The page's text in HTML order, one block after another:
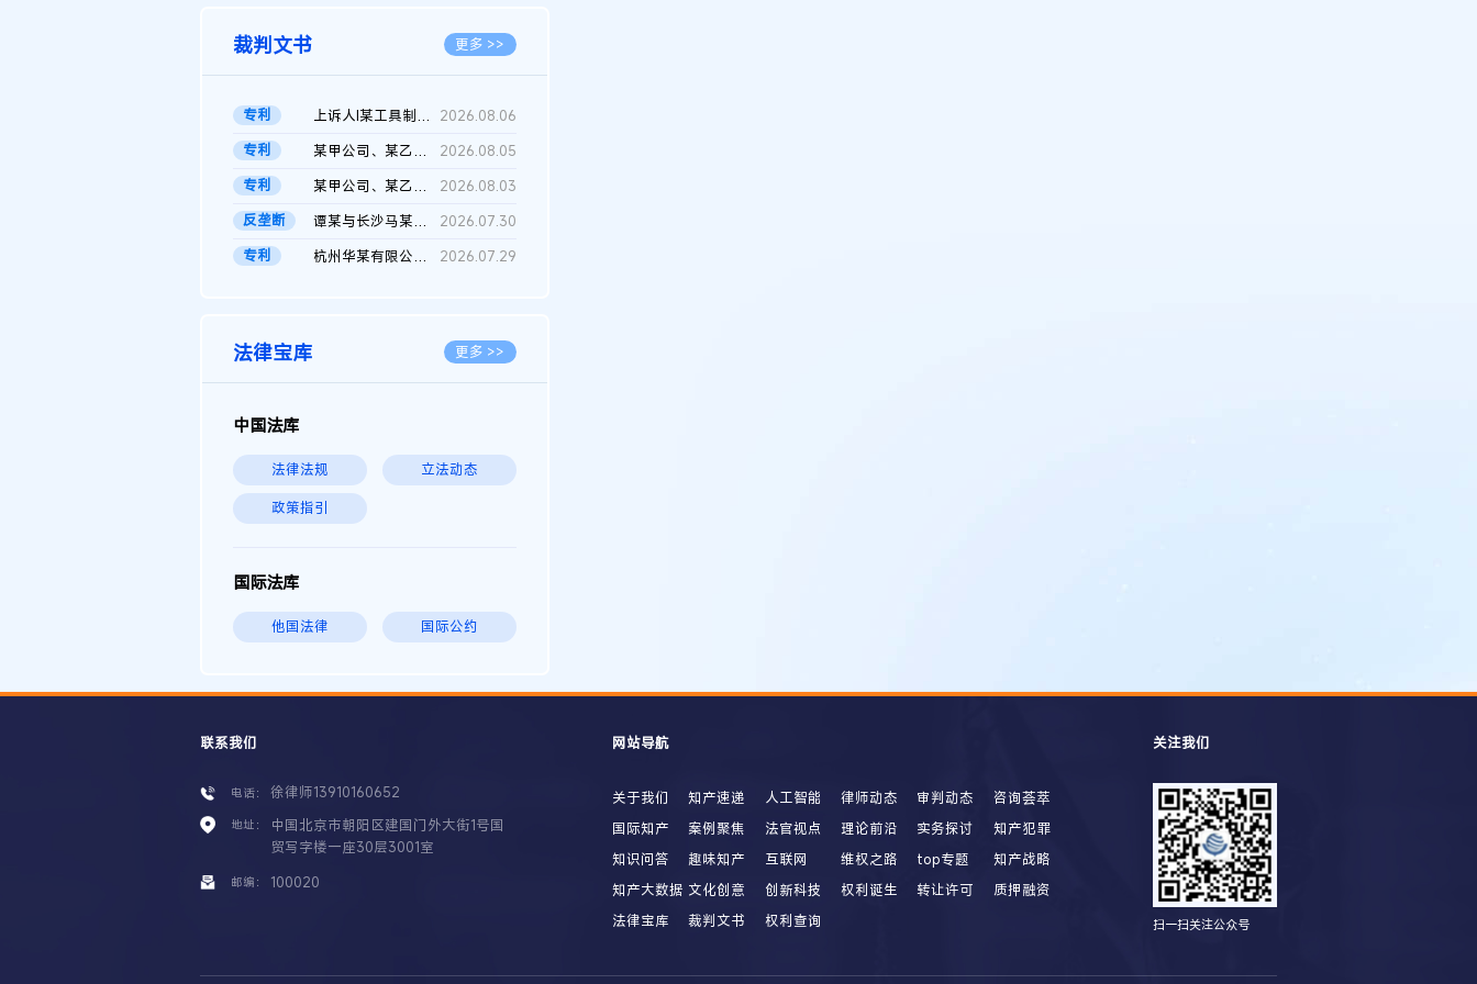
裁判文书 更多 >>
专利 上诉人I某工具制品有限公司与被上诉人程某及一审被告中华人民共和...
2026.08.06
专利
某甲公司、某乙公司、某丙公司申请诉前行为保全复议裁定书
2026.08.05
专利
某甲公司、某乙公司、官某与某丙公司专利申请权权属纠纷 二审判决...
2026.08.03
反垄断
谭某与长沙马某堆农产品股份有限公司滥用市场支配地位纠纷二审裁...
2026.07.30
专利
杭州华某有限公司与菲某有限公司侵害发明专利权纠纷 2026.07.29
法律宝库 更多 >>
中国法库
法律法规 立法动态
政策指引
国际法库
他国法律 国际公约
联系我们
电话： 徐律师13910160652
地址：
中国北京市朝阳区建国门外大街1号国
贸写字楼一座30层3001室
邮编： 100020
网站导航
关于我们 知产速递 人工智能 律师动态 审判动态
咨询荟萃
国际知产
案例聚焦 法官视点 理论前沿 实务探讨
知产犯罪
知识问答
趣味知产 互联网 维权之路 top专题
知产战略
知产大数据 文化创意 创新科技 权利诞生 转让许可
质押融资
法律宝库
裁判文书 权利查询
关注我们
扫一扫关注公众号